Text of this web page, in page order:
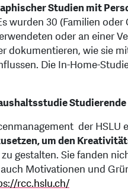
Studien mit
wurden 30 (Familien
oder an einer
dokumentieren, wie sie
Die In-Home-
Studierende
der
um den
gestalten. Sie fanden
Motivationen und
rcc.hslu.ch/